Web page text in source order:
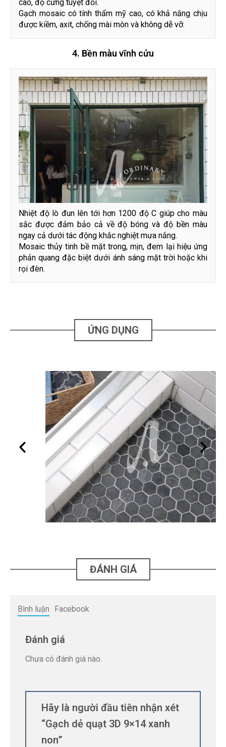
cao, độ cứng tuyệt đối.
Gạch mosaic có tính thẩm mỹ cao, có khả năng chịu
được kiềm, axit, chống mài mòn và không dễ vỡ.
4. Bền màu vĩnh cửu
Nhiệt độ lò đun lên tới hơn 1200 độ C giúp cho màu
sắc được đảm bảo cả về độ bóng và độ bền màu
ngay cả dưới tác động khắc nghiệt mưa nắng.
Mosaic thủy tinh bề mặt trong, mịn, đem lại hiệu ứng
phản quang đặc biệt dưới ánh sáng mặt trời hoặc khi
rọi đèn.
ỨNG DỤNG
ĐÁNH GIÁ
Bình luận Facebook
Đánh giá
Chưa có đánh giá nào.
Hãy là người đầu tiên nhận xét
“Gạch dẻ quạt 3D 9×14 xanh
non”